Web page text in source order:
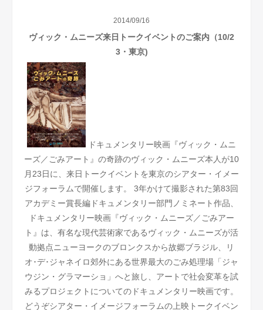
2014/09/16
ヴィック・ムニーズ来日トークイベントのご案内（10/2
3・東京)
ドキュメンタリー映画『ヴィック・ムニ
ーズ／ごみアート』の奇跡のヴィック・ムニーズ本人が10
月23日に、来日トークイベントを東京のシアター・イメー
ジフォーラムで開催します。 3年かけて撮影された第83回
アカデミー賞長編ドキュメンタリー部門ノミネート作品、
ドキュメンタリー映画『ヴィック・ムニーズ／ごみアー
ト』は、有名な現代芸術家であるヴィック・ムニーズが活
動拠点ニューヨークのブロンクスから故郷ブラジル、リ
オ･デ･ジャネイロ郊外にある世界最大のごみ処理場「ジャ
ウジン・グラマーショ」へと旅し、アートで社会変革を試
みるプロジェクトについてのドキュメンタリー映画です。
どうぞシアター・イメージフォーラムの上映トークイベン